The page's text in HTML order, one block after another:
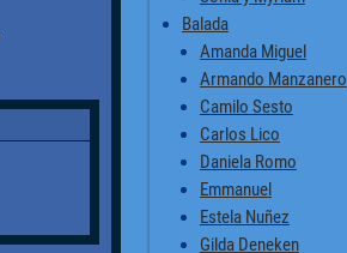
Balada
Amanda Miguel
Armando Manzanero
Camilo Sesto
Carlos Lico
Daniela Romo
Emmanuel
Estela Nuñez
Gilda Deneken